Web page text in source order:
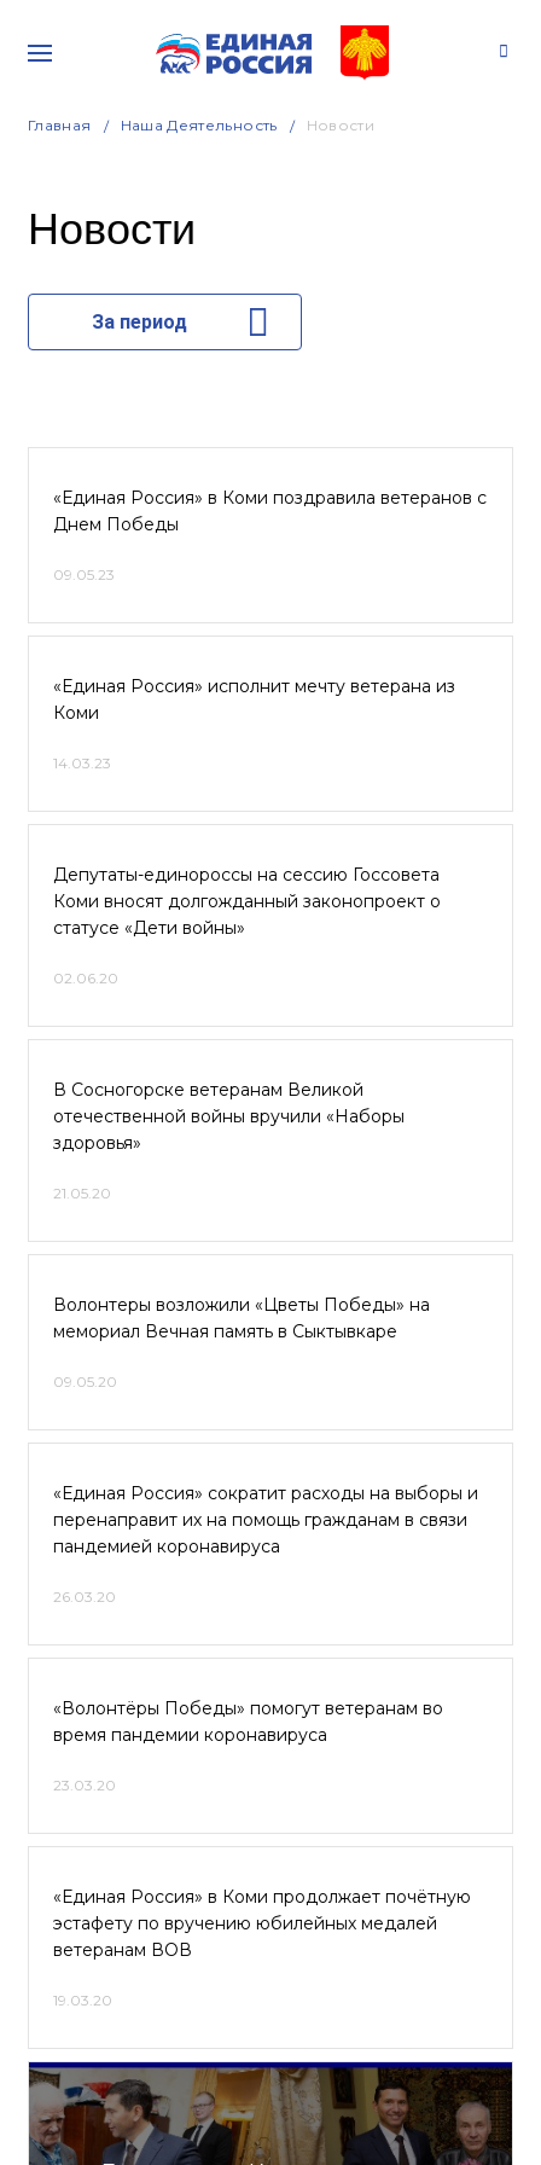
Главная Наша Деятельность Новости
Новости
За период
«Единая Россия» в Коми поздравила ветеранов с
Днем Победы
09.05.23
«Единая Россия» исполнит мечту ветерана из
Коми
14.03.23
Депутаты-единороссы на сессию Госсовета
Коми вносят долгожданный законопроект о
статусе «Дети войны»
02.06.20
В Сосногорске ветеранам Великой
отечественной войны вручили «Наборы
здоровья»
21.05.20
Волонтеры возложили «Цветы Победы» на
мемориал Вечная память в Сыктывкаре
09.05.20
«Единая Россия» сократит расходы на выборы и
перенаправит их на помощь гражданам в связи
пандемией коронавируса
26.03.20
«Волонтёры Победы» помогут ветеранам во
время пандемии коронавируса
23.03.20
«Единая Россия» в Коми продолжает почётную
эстафету по вручению юбилейных медалей
ветеранам ВОВ
19.03.20